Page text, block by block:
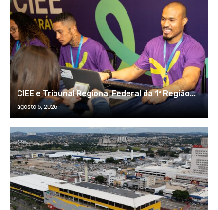
CIEE e Tribunal Regional Federal da 1ª Região...
agosto 5, 2026